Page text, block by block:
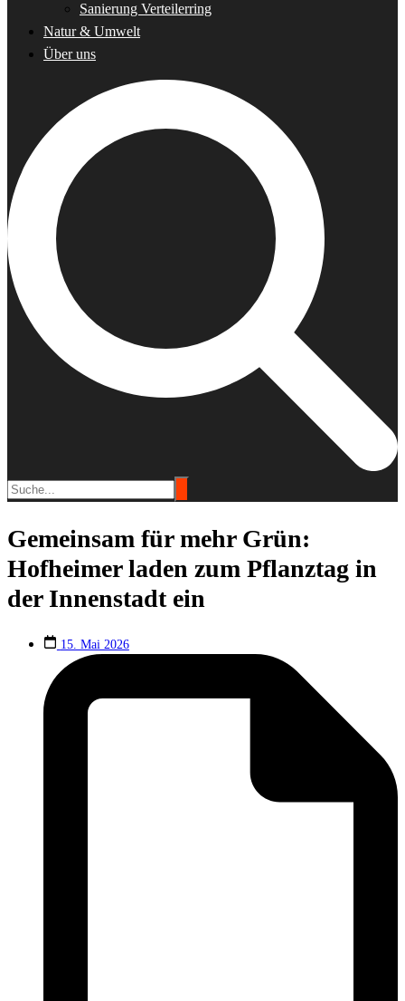
Sanierung Verteilerring
Natur & Umwelt
Über uns
Gemeinsam für mehr Grün:
Hofheimer laden zum Pflanztag in
der Innenstadt ein
15. Mai 2026